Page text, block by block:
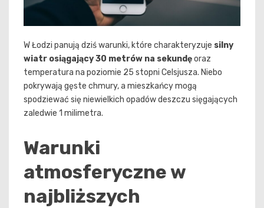
W Łodzi panują dziś warunki, które charakteryzuje silny
wiatr osiągający 30 metrów na sekundęoraz
temperatura na poziomie 25 stopni Celsjusza. Niebo
pokrywają gęste chmury, a mieszkańcy mogą
spodziewać się niewielkich opadów deszczu sięgających
zaledwie 1 milimetra.
Warunki
atmosferyczne w
najbliższych